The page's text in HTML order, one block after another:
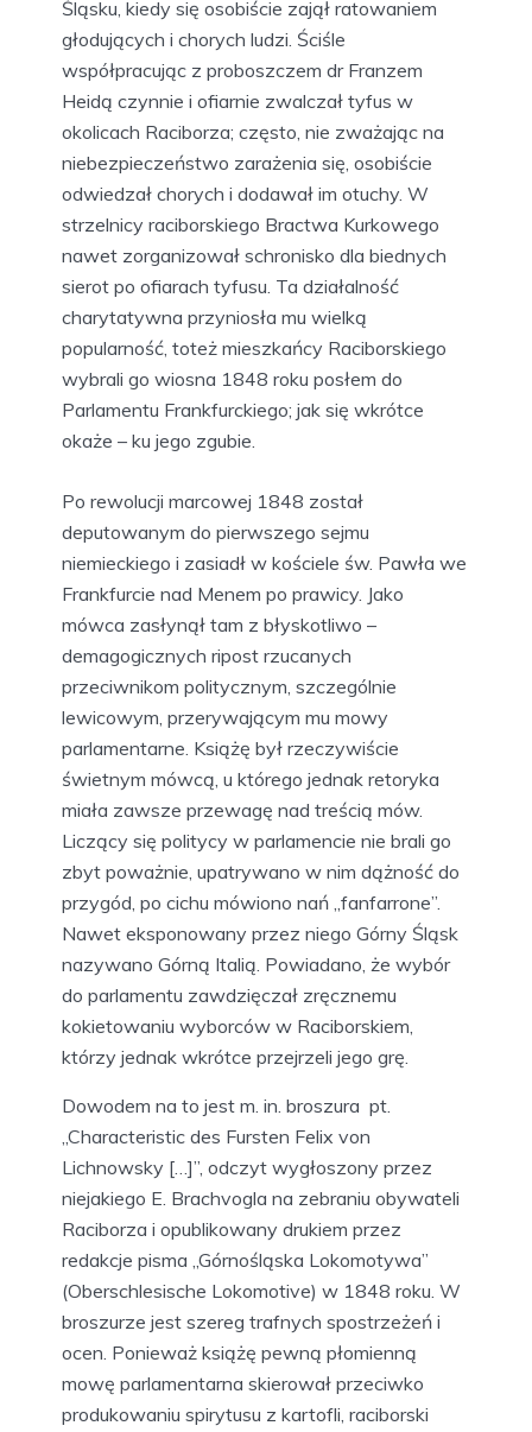
Śląsku, kiedy się osobiście zajął ratowaniem
głodujących i chorych ludzi. Ściśle
współpracując z proboszczem dr Franzem
Heidą czynnie i ofiarnie zwalczał tyfus w
okolicach Raciborza; często, nie zważając na
niebezpieczeństwo zarażenia się, osobiście
odwiedzał chorych i dodawał im otuchy. W
strzelnicy raciborskiego Bractwa Kurkowego
nawet zorganizował schronisko dla biednych
sierot po ofiarach tyfusu. Ta działalność
charytatywna przyniosła mu wielką
popularność, toteż mieszkańcy Raciborskiego
wybrali go wiosna 1848 roku posłem do
Parlamentu Frankfurckiego; jak się wkrótce
okaże – ku jego zgubie.
Po rewolucji marcowej 1848 został
deputowanym do pierwszego sejmu
niemieckiego i zasiadł w kościele św. Pawła we
Frankfurcie nad Menem po prawicy. Jako
mówca zasłynął tam z błyskotliwo –
demagogicznych ripost rzucanych
przeciwnikom politycznym, szczególnie
lewicowym, przerywającym mu mowy
parlamentarne. Książę był rzeczywiście
świetnym mówcą, u którego jednak retoryka
miała zawsze przewagę nad treścią mów.
Liczący się politycy w parlamencie nie brali go
zbyt poważnie, upatrywano w nim dążność do
przygód, po cichu mówiono nań „fanfarrone”.
Nawet eksponowany przez niego Górny Śląsk
nazywano Górną Italią. Powiadano, że wybór
do parlamentu zawdzięczał zręcznemu
kokietowaniu wyborców w Raciborskiem,
którzy jednak wkrótce przejrzeli jego grę.
Dowodem na to jest m. in. broszura pt.
„Characteristic des Fursten Felix von
Lichnowsky […]”, odczyt wygłoszony przez
niejakiego E. Brachvogla na zebraniu obywateli
Raciborza i opublikowany drukiem przez
redakcje pisma „Górnośląska Lokomotywa”
(Oberschlesische Lokomotive) w 1848 roku. W
broszurze jest szereg trafnych spostrzeżeń i
ocen. Ponieważ książę pewną płomienną
mowę parlamentarna skierował przeciwko
produkowaniu spirytusu z kartofli, raciborski